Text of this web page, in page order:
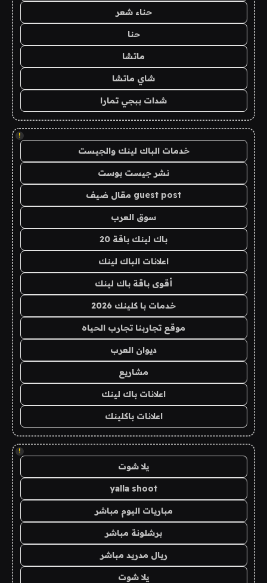
حناء شعر
حنا
ماتشا
شاي ماتشا
شدات ببجي تمارا
!
خدمات الباك لينك والجيست
نشر جيست بوست
guest post مقال ضيف
سوق العرب
باك لينك باقة 20
اعلانات الباك لينك
أقوى باقة باك لينك
خدمات با كلينك 2026
موقع تجاربنا تجارب الحياه
ديوان العرب
مشاريع
اعلانات باك لينك
اعلانات باكلينك
!
يلا شوت
yalla shoot
مباريات اليوم مباشر
برشلونة مباشر
ريال مدريد مباشر
يلا شوت